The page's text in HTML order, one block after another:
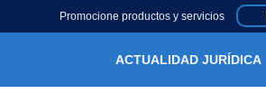
Promocione productos y servicios
ACTUALIDAD JURÍDICA